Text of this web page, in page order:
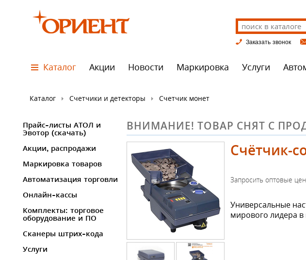
Заказать звонок
Каталог Акции Новости Маркировка Услуги
Каталог Счетчики и детекторы Счетчик монет
Прайс-листы АТОЛ и
Эвотор (скачать)
Акции, распродажи
Маркировка товаров
Автоматизация торговли
Онлайн-кассы
Комплекты: торговое
оборудование и ПО
Сканеры штрих-кода
Услуги
ВНИМАНИЕ! ТОВАР СНЯТ С
Счётчик-
Универсальные
мирового лидера в